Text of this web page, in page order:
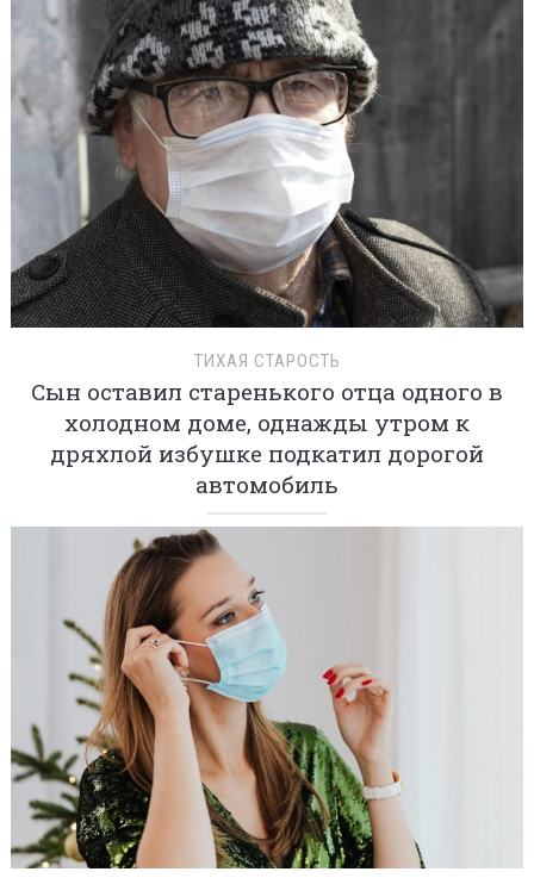
ТИХАЯ СТАРОСТЬ
Сын оставил старенького отца одного в
холодном доме, однажды утром к
дряхлой избушке подкатил дорогой
автомобиль